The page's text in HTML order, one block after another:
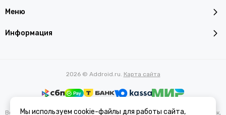
Меню
Информация
2026 © Addroid.ru. Карта сайта
Вся представленная на сайте информация, касающаяся характеристик,
Мы используем cookie-файлы для работы сайта,